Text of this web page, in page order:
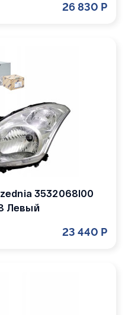
26 830 Р
3532068l00
Левый
23 440 Р